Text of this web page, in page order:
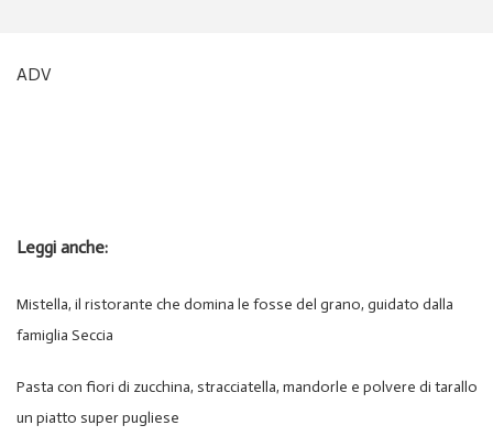
ADV
Leggi anche:
Mistella, il ristorante che domina le fosse del grano, guidato dalla
famiglia Seccia
Pasta con fiori di zucchina, stracciatella, mandorle e polvere di tarallo
un piatto super pugliese